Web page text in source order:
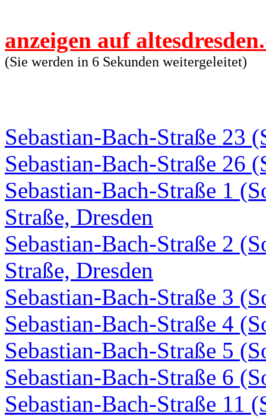
anzeigen auf
(Sie werden in 6 Sekunden weitergeleitet)
Sebastian-Bach-Straße 23
Sebastian-Bach-Straße 26
Sebastian-Bach-Straße 1
Straße, Dresden
Sebastian-Bach-Straße 2
Straße, Dresden
Sebastian-Bach-Straße 3
Sebastian-Bach-Straße 4
Sebastian-Bach-Straße 5
Sebastian-Bach-Straße 6
Sebastian-Bach-Straße 11